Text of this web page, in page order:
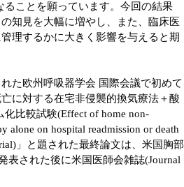
ことを願っています。今回の結果
知見を大幅に増やし、また、臨床医
理するかに大きく影響を与えると期
た欧州呼吸器学会 国際会議で初めて
に対する在宅非侵襲的換気療法＋酸
比較試験(Effect of home non-
alone on hospital readmission or death
」と題された最終論文は、米国胸部
表された後に米国医師会雑誌(Journal